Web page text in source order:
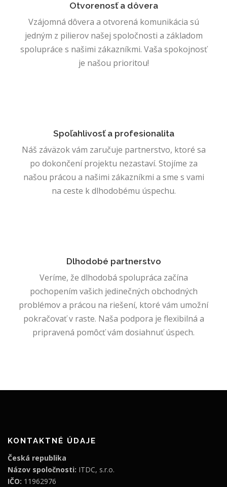
Otvorenosť a dôvera
Vzájomná dôvera a otvorená komunikácia sú
jedným z pilierov našej spoločnosti a základom
spolupráce s našimi zákazníkmi. Vaša spokojnosť
je našou prioritou!
Spoľahlivosť a profesionalita
Náš záväzok vám zaručuje partnerstvo, ktoré sa
po dokončení projektu nezastaví. Stojíme za
našou prácou a našimi zákazníkmi a sme s vami
na ceste k dlhodobému úspechu.
Dlhodobé partnerstvo
Veríme, že dlhodobá spolupráca začína
pochopením vašich jedinečných obchodných
problémov a prácou na riešení, ktoré vám umožní
pokračovať v raste. Naša podpora je flexibilná a
pripravená pomôcť vám dosiahnuť úspech.
KONTAKTNÉ ÚDAJE
Česká republika
Názov spoločnosti: ITDC, s.r.o.
IČO: 11962976